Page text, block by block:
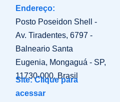
Endereço:
Posto Poseidon Shell -
Av. Tiradentes, 6797 -
Balneario Santa
Eugenia, Mongaguá - SP,
11730-000, Brasil
Site: Clique para
acessar